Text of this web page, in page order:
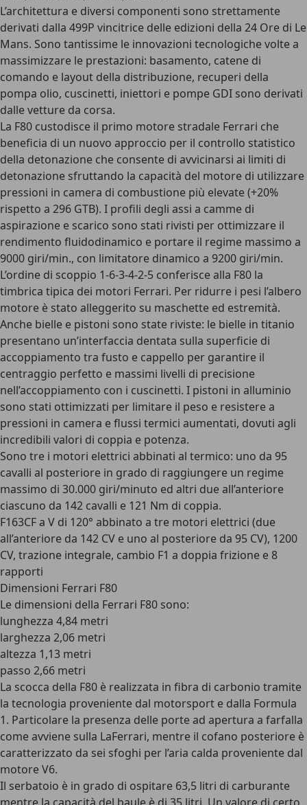
L’architettura e diversi componenti sono strettamente
derivati dalla 499P vincitrice delle edizioni della 24 Ore di Le
Mans. Sono tantissime le innovazioni tecnologiche volte a
massimizzare le prestazioni: basamento, catene di
comando e layout della distribuzione, recuperi della
pompa olio, cuscinetti, iniettori e pompe GDI sono derivati
dalle vetture da corsa.
La F80 custodisce il primo motore stradale Ferrari che
beneficia di un nuovo approccio per il controllo statistico
della detonazione che consente di avvicinarsi ai limiti di
detonazione sfruttando la capacità del motore di utilizzare
pressioni in camera di combustione più elevate (+20%
rispetto a 296 GTB). I profili degli assi a camme di
aspirazione e scarico sono stati rivisti per ottimizzare il
rendimento fluidodinamico e portare il regime massimo a
9000 giri/min., con limitatore dinamico a 9200 giri/min.
L’ordine di scoppio 1-6-3-4-2-5 conferisce alla F80 la
timbrica tipica dei motori Ferrari. Per ridurre i pesi l’albero
motore è stato alleggerito su maschette ed estremità.
Anche bielle e pistoni sono state riviste: le bielle in titanio
presentano un’interfaccia dentata sulla superficie di
accoppiamento tra fusto e cappello per garantire il
centraggio perfetto e massimi livelli di precisione
nell’accoppiamento con i cuscinetti. I pistoni in alluminio
sono stati ottimizzati per limitare il peso e resistere a
pressioni in camera e flussi termici aumentati, dovuti agli
incredibili valori di coppia e potenza.
Sono tre i motori elettrici abbinati al termico: uno da 95
cavalli al posteriore in grado di raggiungere un regime
massimo di 30.000 giri/minuto ed altri due all’anteriore
ciascuno da 142 cavalli e 121 Nm di coppia.
F163CF a V di 120° abbinato a tre motori elettrici (due
all’anteriore da 142 CV e uno al posteriore da 95 CV), 1200
CV, trazione integrale, cambio F1 a doppia frizione e 8
rapporti
Dimensioni Ferrari F80
Le dimensioni della Ferrari F80 sono:
lunghezza 4,84 metri
larghezza 2,06 metri
altezza 1,13 metri
passo 2,66 metri
La scocca della F80 è realizzata in fibra di carbonio tramite
la tecnologia proveniente dal motorsport e dalla Formula
1. Particolare la presenza delle porte ad apertura a farfalla
come avviene sulla LaFerrari, mentre il cofano posteriore è
caratterizzato da sei sfoghi per l’aria calda proveniente dal
motore V6.
Il serbatoio è in grado di ospitare 63,5 litri di carburante